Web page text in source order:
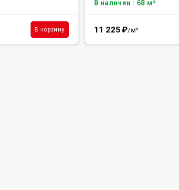
В корзину
В наличии : 68 м²
11 225₽/м²